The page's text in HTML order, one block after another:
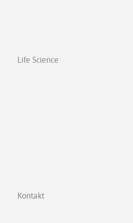
Life Science
Kontakt